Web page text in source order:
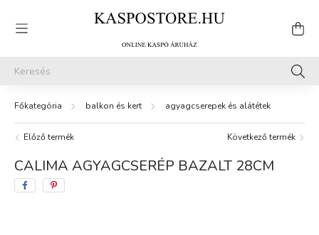
balkon és kert agyagcserepek és alátétek
Előző termék Következő termék
CALIMA AGYAGCSERÉP BAZALT 28CM